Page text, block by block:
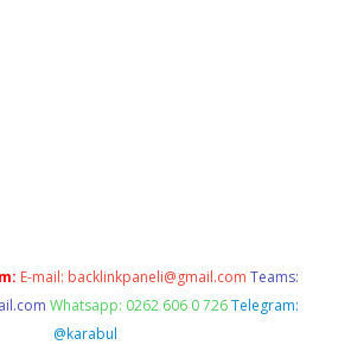
E-mail: backlinkpaneli@gmail.com Teams:
Whatsapp: 0262 606 0 726 Telegram:
@karabul